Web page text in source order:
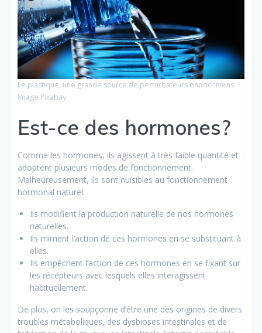
Le plastique, une grande source de perturbateurs endocriniens.
Image Pixabay.
Est-ce des hormones?
Comme les hormones, ils agissent à très faible quantité et
adoptent plusieurs modes de fonctionnement.
Malheureusement, ils sont nuisibles au fonctionnement
hormonal naturel.
Ils modifient la production naturelle de nos hormones
naturelles.
Ils miment l’action de ces hormones en se substituant à
elles.
Ils empêchent l’action de ces hormones en se fixant sur
les récepteurs avec lesquels elles interagissent
habituellement.
De plus, on les soupçonne d’être une des origines de divers
troubles métaboliques, des dysbioses intestinales et de